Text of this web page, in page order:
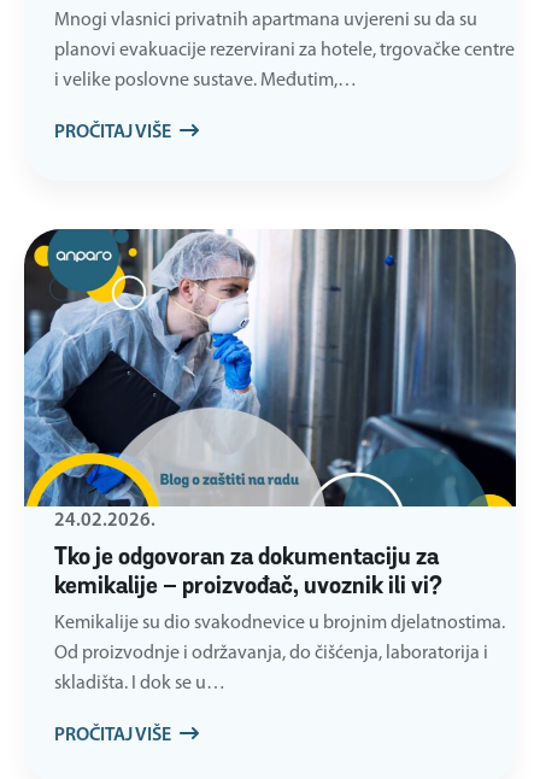
Mnogi vlasnici privatnih apartmana uvjereni su da su
planovi evakuacije rezervirani za hotele, trgovačke centre
i velike poslovne sustave. Međutim,…
PROČITAJ VIŠE
Tko je odgovoran za dokumentaciju za
kemikalije – proizvođač, uvoznik ili vi?
24.02.2026.
Kemikalije su dio svakodnevice u brojnim djelatnostima.
Od proizvodnje i održavanja, do čišćenja, laboratorija i
skladišta. I dok se u…
PROČITAJ VIŠE